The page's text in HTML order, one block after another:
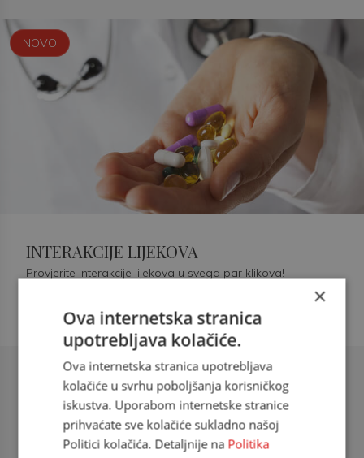
Šećerna bolest tip 2 = kardiovaskularna
doc. dr. sc. Višnja Kokić Maleš,
dr.med., specijalististica
NOVO
INTERAKCIJE LIJEKOVA
Provjerite interakcije lijekova u svega par klikova!
×
Ova internetska stranica
upotrebljava kolačiće.
Ova internetska stranica upotrebljava
kolačiće u svrhu poboljšanja korisničkog
iskustva. Uporabom internetske stranice
prihvaćate sve kolačiće sukladno našoj
Politici kolačića. Detaljnije na Politika